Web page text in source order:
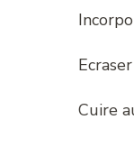
Cuire